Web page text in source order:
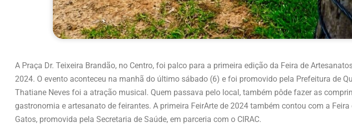
A Praça Dr. Teixeira Brandão, no Centro, foi palco para a primeira edição da Feira de
2024. O evento aconteceu na manhã do último sábado (6) e foi promovido pela Prefeitura de
Thatiane Neves foi a atração musical. Quem passava pelo local, também pôde fazer as
gastronomia e artesanato de feirantes. A primeira FeirArte de 2024 também contou com a Feira
Gatos, promovida pela Secretaria de Saúde, em parceria com o CIRAC.